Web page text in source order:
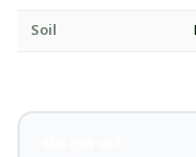
Soil